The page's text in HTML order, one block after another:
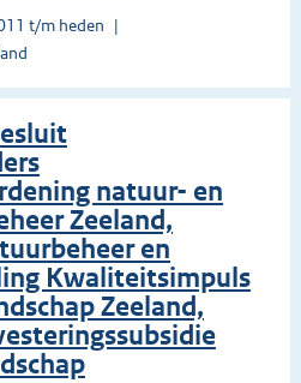
t/m heden
natuur- en
Zeeland,
en
Kwaliteitsimpuls
Zeeland,